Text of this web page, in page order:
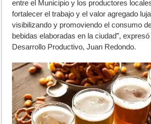
entre el Municipio y los productores
fortalecer el trabajo y el valor agregado
visibilizando y promoviendo el consumo
bebidas elaboradas en la ciudad”,
Desarrollo Productivo, Juan Redondo.